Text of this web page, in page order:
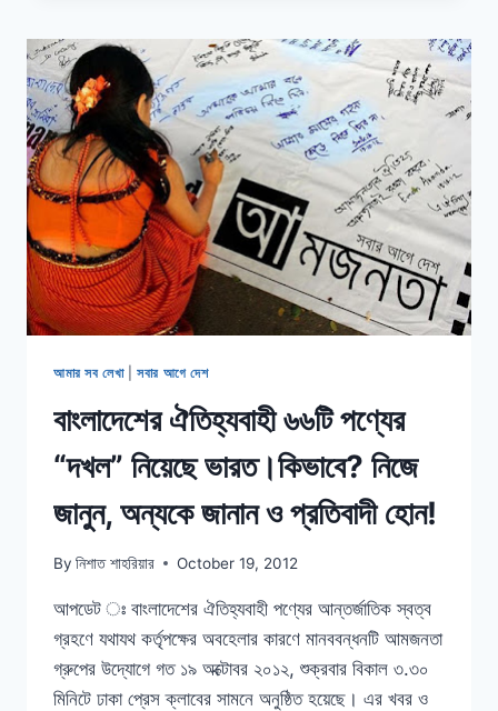
ছাত্র
শিবিরের
আমল
নামা
আমার সব লেখা|সবার আগে দেশ
বাংলাদেশের ঐতিহ্যবাহী ৬৬টি পণ্যের
“দখল” নিয়েছে ভারত।কিভাবে? নিজে
জানুন, অন্যকে জানান ও প্রতিবাদী হোন!
By নিশাত শাহরিয়ার October 19, 2012
আপডেট ঃ বাংলাদেশের ঐতিহ্যবাহী পণ্যের আন্তর্জাতিক স্বত্ব
গ্রহণে যথাযথ কর্তৃপক্ষের অবহেলার কারণে মানববন্ধনটি আমজনতা
গ্রুপের উদ্যোগে গত ১৯ অক্টোবর ২০১২, শুক্রবার বিকাল ৩.৩০
মিনিটে ঢাকা প্রেস ক্লাবের সামনে অনুষ্ঠিত হয়েছে। এর খবর ও